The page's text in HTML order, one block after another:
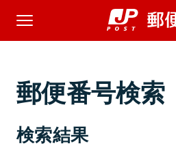
郵便番号検索
検索結果